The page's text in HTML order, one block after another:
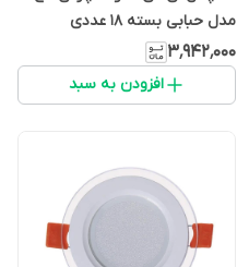
مدل حبابی بسته 18 عددی
۳٬۹۴۲٬۰۰۰
افزودن به سبد